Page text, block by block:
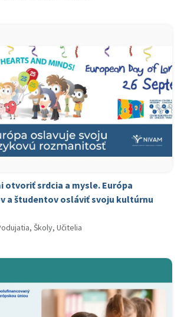
otvoriť srdcia a mysle. Európa
a študentov osláviť svoju kultúrnu
Školy, Učitelia